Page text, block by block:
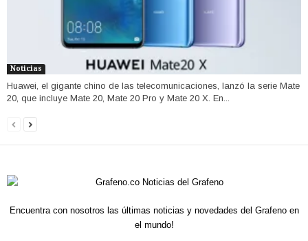
Noticias
Huawei, el gigante chino de las telecomunicaciones, lanzó la serie Mate
20, que incluye Mate 20, Mate 20 Pro y Mate 20 X. En...
Encuentra con nosotros las últimas noticias y novedades del Grafeno en
el mundo!